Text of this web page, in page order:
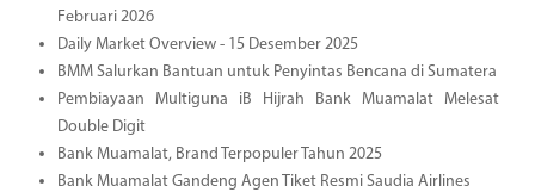
Februari 2026
Daily Market Overview - 15 Desember 2025
BMM Salurkan Bantuan untuk Penyintas Bencana di Sumatera
Pembiayaan Multiguna iB Hijrah Bank Muamalat Melesat
Double Digit
Bank Muamalat, Brand Terpopuler Tahun 2025
Bank Muamalat Gandeng Agen Tiket Resmi Saudia Airlines